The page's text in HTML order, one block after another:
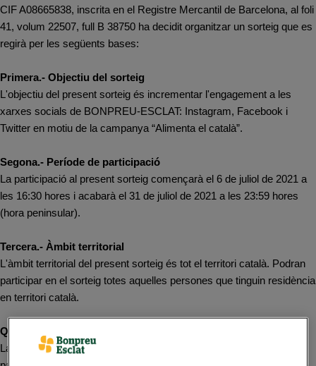
CIF A08665838, inscrita en el Registre Mercantil de Barcelona, al foli
41, volum 22507, full B 38750 ha decidit organitzar un sorteig que es
regirà per les següents bases:
Primera.- Objectiu del sorteig
L'objectiu del present sorteig és incrementar l'engagement a les
xarxes socials de BONPREU-ESCLAT: Instagram, Facebook i
Twitter en motiu de la campanya “Alimenta el català”.
Segona.- Període de participació
La participació al present sorteig començarà el 6 de juliol de 2021 a
les 16:30 hores i acabarà el 31 de juliol de 2021 a les 23:59 hores
(hora peninsular).
Tercera.- Àmbit territorial
L'àmbit territorial del present sorteig és tot el territori català. Podran
participar en el sorteig totes aquelles persones que tinguin residència
en territori català.
Quarta.- Naturalesa del sorteig
La participació en el sorteig és de caràcter gratuït i el simple fet de